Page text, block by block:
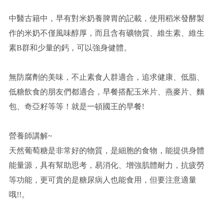
中醫古籍中，早有對米奶養脾胃的記載，使用稻米發酵製
作的米奶不僅風味醇厚，而且含有礦物質、維生素、維生
素B群和少量的鈣，可以強身健體。
無防腐劑的美味，不止素食人群適合，追求健康、低脂、
低糖飲食的朋友們都適合，早餐搭配玉米片、燕麥片、麵
包、奇亞籽等等！就是一頓國王的早餐!
營養師講解~
天然葡萄糖是非常好的物質，是細胞的食物，能提供身體
能量源，具有幫助思考，易消化、增強肌體耐力，抗疲勞
等功能，更可貴的是糖尿病人也能食用，但要注意適量
哦!!。